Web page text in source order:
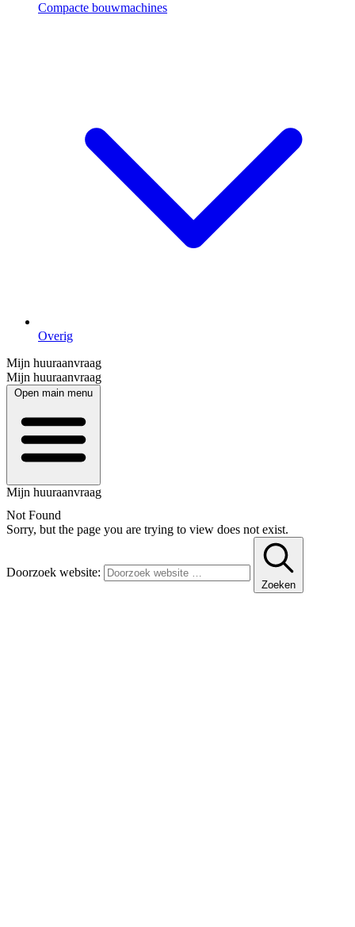
Compacte bouwmachines
Overig
Mijn huuraanvraag
Mijn huuraanvraag
Open main menu
Mijn huuraanvraag
Not Found
Sorry, but the page you are trying to view does not exist.
Doorzoek website:
Zoeken